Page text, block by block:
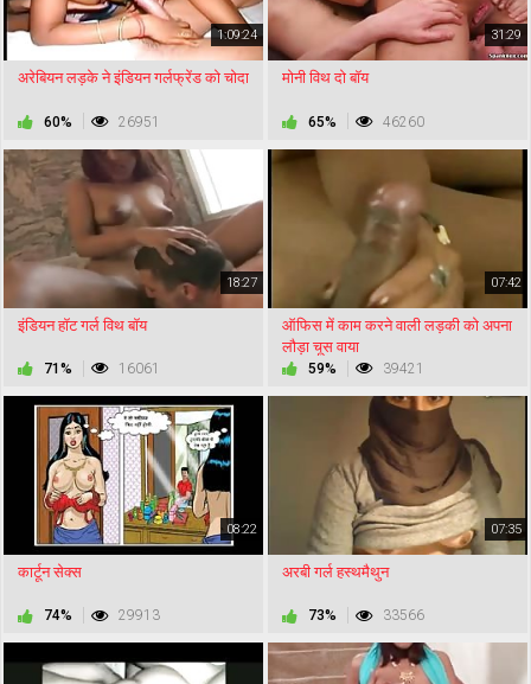
1:09:24
अरेबियन लड़के ने इंडियन गर्लफ्रेंड को चोदा
60% 26951
31:29
मोनी विथ दो बॉय
65% 46260
18:27
इंडियन हॉट गर्ल विथ बॉय
71% 16061
07:42
ऑफिस में काम करने वाली लड़की को अपना
लौड़ा चूस वाया
59% 39421
08:22
कार्टून सेक्स
74% 29913
07:35
अरबी गर्ल हस्थमैथुन
73% 33566